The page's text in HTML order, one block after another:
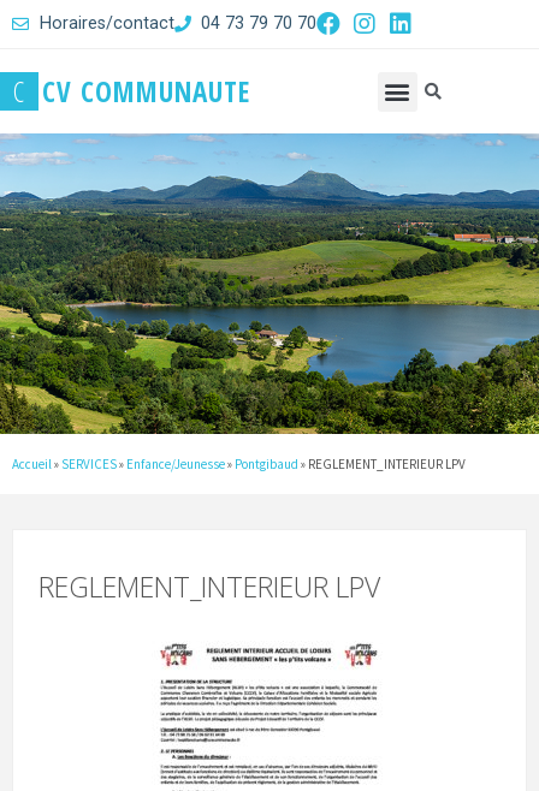
Horaires/contact 04 73 79 70 70
C CV COMMUNAUTE
Accueil » SERVICES» Enfance/Jeunesse» Pontgibaud » REGLEMENT_INTERIEUR LPV
REGLEMENT_INTERIEUR LPV